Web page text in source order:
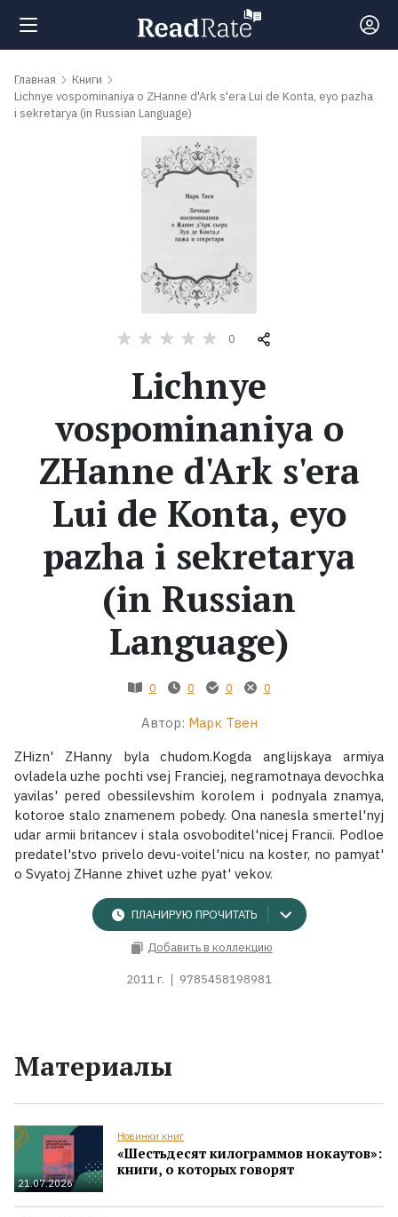
Поиск
обсуждаемые
Жанры
Серии
Экранизации
Коллекции
Главная
Книги
Lichnye vospominaniya o ZHanne d'Ark s'era Lui de Konta, eyo pazha
i sekretarya (in Russian Language)
0
Lichnye
vospominaniya o
ZHanne d'Ark s'era
Lui de Konta, eyo
pazha i sekretarya
(in Russian
Language)
0 0 0 0
Автор: Марк Твен
ZHizn' ZHanny byla chudom.Kogda anglijskaya armiya
ovladela uzhe pochti vsej Franciej, negramotnaya devochka
yavilas' pered obessilevshim korolem i podnyala znamya,
kotoroe stalo znamenem pobedy. Ona nanesla smertel'nyj
udar armii britancev i stala osvoboditel'nicej Francii. Podloe
predatel'stvo privelo devu-voitel'nicu na koster, no pamyat'
o Svyatoj ZHanne zhivet uzhe pyat' vekov.
ПЛАНИРУЮ ПРОЧИТАТЬ
Добавить в коллекцию
2011 г. 9785458198981
Материалы
21.07.2026
Новинки книг
«Шестьдесят килограммов нокаутов»:
книги, о которых говорят